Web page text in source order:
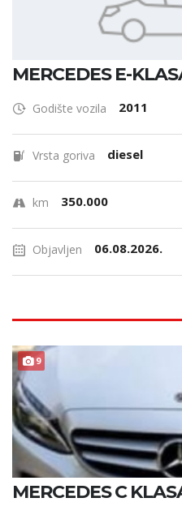
MERCEDES E-
Godište vozila 2011
Vrsta goriva diesel
km 350.000
Objavljen 06.08.2026.
9
MERCEDES C